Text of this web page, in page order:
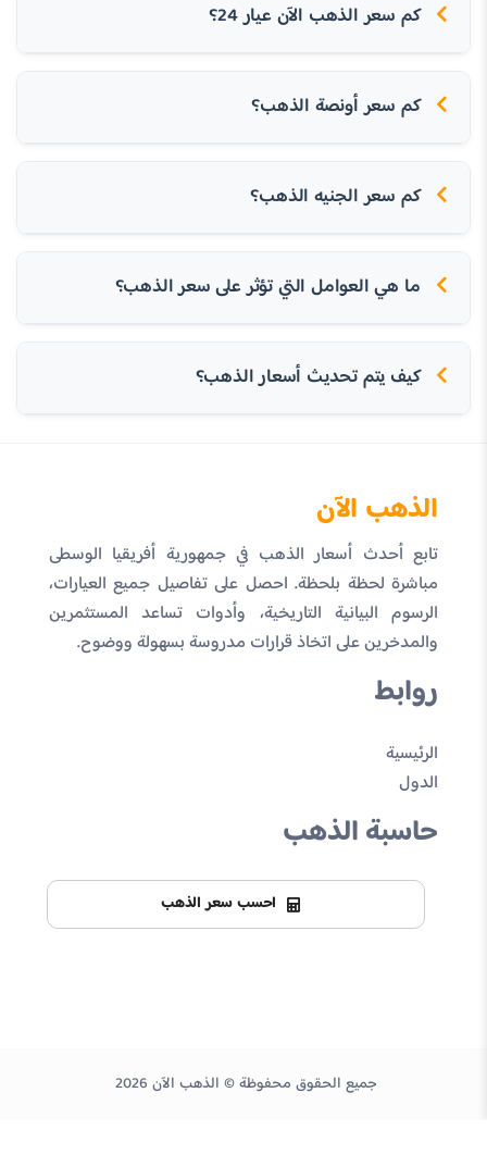
كم سعر الذهب الآن عيار 24؟
كم سعر أونصة الذهب؟
كم سعر الجنيه الذهب؟
ما هي العوامل التي تؤثر على سعر الذهب؟
كيف يتم تحديث أسعار الذهب؟
الذهب الآن
تابع أحدث أسعار الذهب في جمهورية أفريقيا الوسطى
مباشرة لحظة بلحظة. احصل على تفاصيل جميع العيارات،
الرسوم البيانية التاريخية، وأدوات تساعد المستثمرين
والمدخرين على اتخاذ قرارات مدروسة بسهولة ووضوح.
روابط
الرئيسية
الدول
حاسبة الذهب
احسب سعر الذهب
جميع الحقوق محفوظة © الذهب الآن 2026